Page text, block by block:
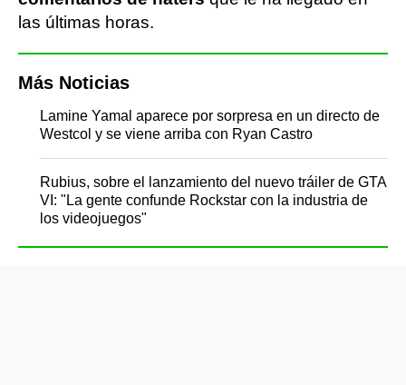
las últimas horas.
Más Noticias
Lamine Yamal aparece por sorpresa en un directo de
Westcol y se viene arriba con Ryan Castro
Rubius, sobre el lanzamiento del nuevo tráiler de GTA
VI: "La gente confunde Rockstar con la industria de
los videojuegos"